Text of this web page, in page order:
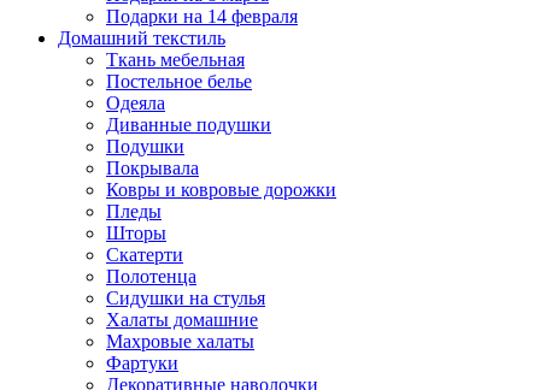
Подарки на 14 февраля
Домашний текстиль
Ткань мебельная
Постельное белье
Одеяла
Диванные подушки
Подушки
Покрывала
Ковры и ковровые дорожки
Пледы
Шторы
Скатерти
Полотенца
Сидушки на стулья
Халаты домашние
Махровые халаты
Фартуки
Декоративные наволочки